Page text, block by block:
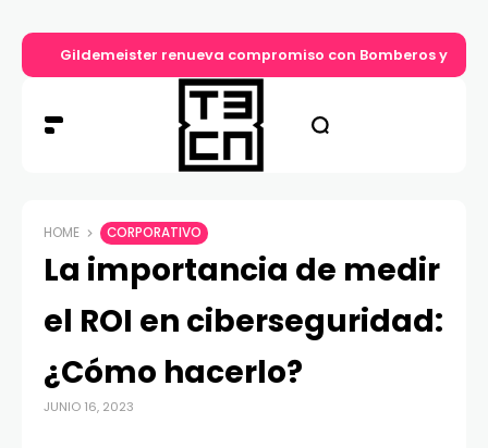
Gildemeister renueva compromiso con Bomberos y
HOME CORPORATIVO
La importancia de medir
el ROI en ciberseguridad:
¿Cómo hacerlo?
JUNIO 16, 2023